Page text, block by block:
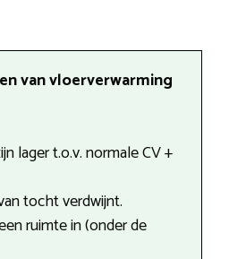
van vloerverwarming
lager t.o.v. normale CV +
tocht verdwijnt.
ruimte in (onder de